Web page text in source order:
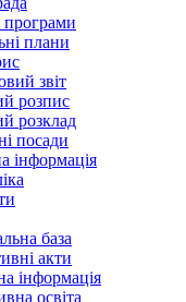
програми
плани
звіт
розпис
розклад
посади
інформація
база
акти
інформація
освіта